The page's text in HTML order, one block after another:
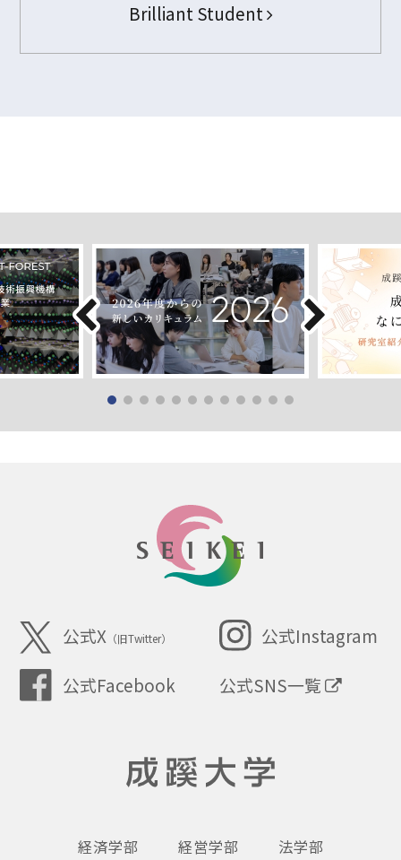
Brilliant Student
公式X （旧Twitter） 公式Instagram
公式Facebook 公式SNS一覧
経済学部 経営学部 法学部